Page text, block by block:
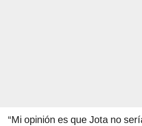
“Mi opinión es que Jota no